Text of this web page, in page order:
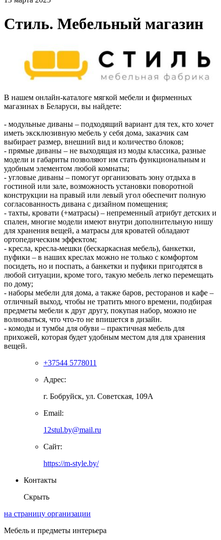
Стиль. Мебельный магазин
В нашем онлайн-каталоге мягкой мебели и фирменных
магазинах в Беларуси, вы найдете:
- модульные диваны – подходящий вариант для тех, кто хочет
иметь эксклюзивную мебель у себя дома, заказчик сам
выбирает размер, внешний вид и количество блоков;
- прямые диваны – не выходящая из моды классика, разные
модели и габариты позволяют им стать функциональным и
удобным элементом любой комнаты;
- угловые диваны – помогут организовать зону отдыха в
гостиной или зале, возможность установки поворотной
конструкции на правый или левый угол обеспечит полную
согласованность дивана с дизайном помещения;
- тахты, кровати (+матрасы) – непременный атрибут детских и
спален, многие модели имеют внутри дополнительную нишу
для хранения вещей, а матрасы для кроватей обладают
ортопедическим эффектом;
- кресла, кресла-мешки (бескаркасная мебель), банкетки,
пуфики – в наших креслах можно не только с комфортом
посидеть, но и поспать, а банкетки и пуфики пригодятся в
любой ситуации, кроме того, такую мебель легко перемещать
по дому;
- наборы мебели для дома, а также баров, ресторанов и кафе –
отличный выход, чтобы не тратить много времени, подбирая
предметы мебели к друг другу, покупая набор, можно не
волноваться, что что-то не впишется в дизайн.
- комоды и тумбы для обуви – практичная мебель для
прихожей, которая будет удобным местом для для хранения
вещей.
+37544 5778011
Адрес:
г. Бобруйск, ул. Советская, 109А
Email:
12stul.by@mail.ru
Сайт:
https://m-style.by/
Контакты
Скрыть
на страницу организации
Мебель и предметы интерьера